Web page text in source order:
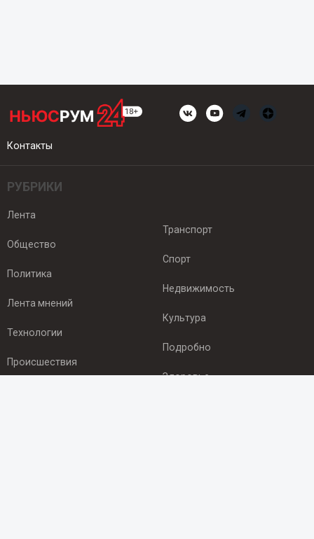
Контакты
РУБРИКИ
Лента
Общество
Политика
Лента мнений
Технологии
Происшествия
Транспорт
Спорт
Недвижимость
Культура
Подробно
Здоровье